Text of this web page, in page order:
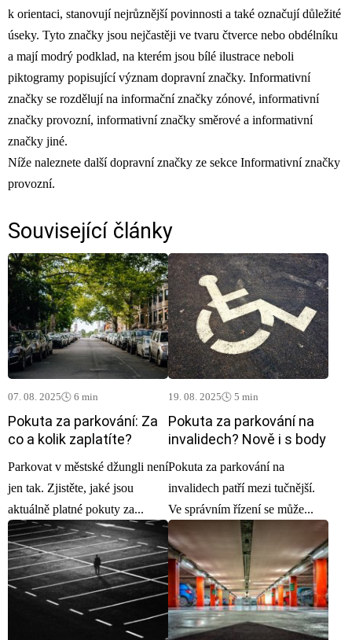
k orientaci, stanovují nejrůznější povinnosti a také označují důležité
úseky. Tyto značky jsou nejčastěji ve tvaru čtverce nebo obdélníku
a mají modrý podklad, na kterém jsou bílé ilustrace neboli
piktogramy popisující význam dopravní značky. Informativní
značky se rozdělují na informační značky zónové, informativní
značky provozní, informativní značky směrové a informativní
značky jiné.
Níže naleznete další dopravní značky ze sekce Informativní značky
provozní.
Související články
07. 08. 2025🕓 6 min
Pokuta za parkování: Za
co a kolik zaplatíte?
Parkovat v městské džungli není
jen tak. Zjistěte, jaké jsou
aktuálně platné pokuty za...
19. 08. 2025🕓 5 min
Pokuta za parkování na
invalidech? Nově i s body
Pokuta za parkování na
invalidech patří mezi tučnější.
Ve správním řízení se může...